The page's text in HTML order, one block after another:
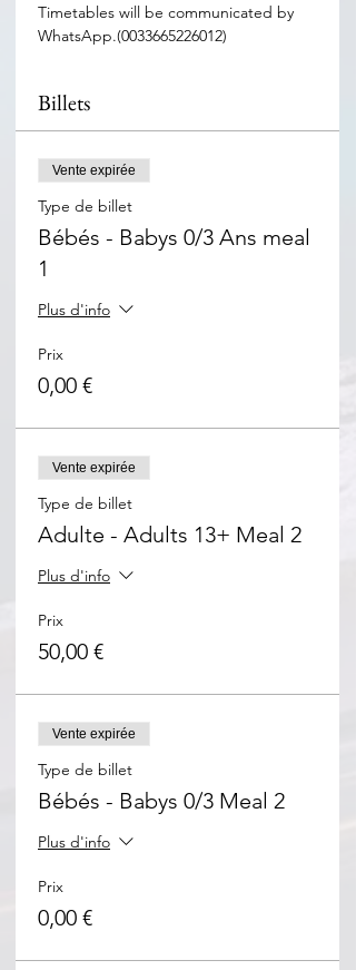
Timetables will be communicated by
WhatsApp.(0033665226012)
Billets
Vente expirée
Type de billet
Bébés - Babys 0/3 Ans meal
1
Plus d'info
Prix
0,00 €
Vente expirée
Type de billet
Adulte - Adults 13+ Meal 2
Plus d'info
Prix
50,00 €
Vente expirée
Type de billet
Bébés - Babys 0/3 Meal 2
Plus d'info
Prix
0,00 €